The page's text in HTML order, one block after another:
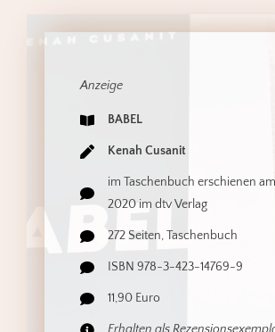
Anzeige
BABEL
Kenah Cusanit
im Taschenbuch erschienen
2020 im dtv Verlag
272 Seiten, Taschenbuch
ISBN 978-3-423-14769-9
11,90 Euro